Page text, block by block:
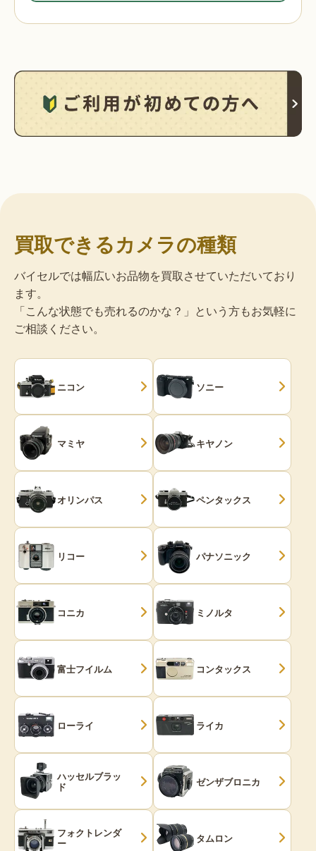
買取できるカメラの種類
バイセルでは幅広いお品物を買取させていただいており
ます。
「こんな状態でも売れるのかな？」という方もお気軽に
ご相談ください。
ニコン ソニー
マミヤ キヤノン
オリンパス ペンタックス
リコー パナソニック
コニカ ミノルタ
富士フイルム コンタックス
ローライ ライカ
ハッセルブラッ
ド ゼンザブロニカ
フォクトレンダ
ー タムロン